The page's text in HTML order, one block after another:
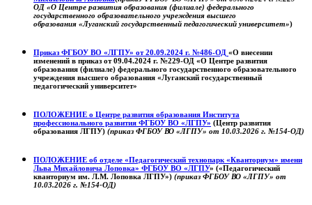
ОД «О Центре развития образования (филиале) федерального
государственного образовательного учреждения высшего
образования «Луганский государственный педагогический университет»)
Приказ ФГБОУ ВО «ЛГПУ» от 20.09.2024 г. №486-ОД «О внесении
изменений в приказ от 09.04.2024 г. №229-ОД «О Центре развития
образования (филиале) федерального государственного образовательного
учреждения высшего образования «Луганский государственный
педагогический университет»
ПОЛОЖЕНИЕ о Центре развития образования Института
профессионального развития ФГБОУ ВО «ЛГПУ» (Центр развития
образования ЛГПУ) (приказ ФГБОУ ВО «ЛГПУ» от 10.03.2026 г. №154-ОД)
ПОЛОЖЕНИЕ об отделе «Педагогический технопарк «Кванториум» имени
Льва Михайловича Лоповка» ФГБОУ ВО «ЛГПУ» («Педагогический
кванториум им. Л.М. Лоповка ЛГПУ») (приказ ФГБОУ ВО «ЛГПУ» от
10.03.2026 г. №154-ОД)